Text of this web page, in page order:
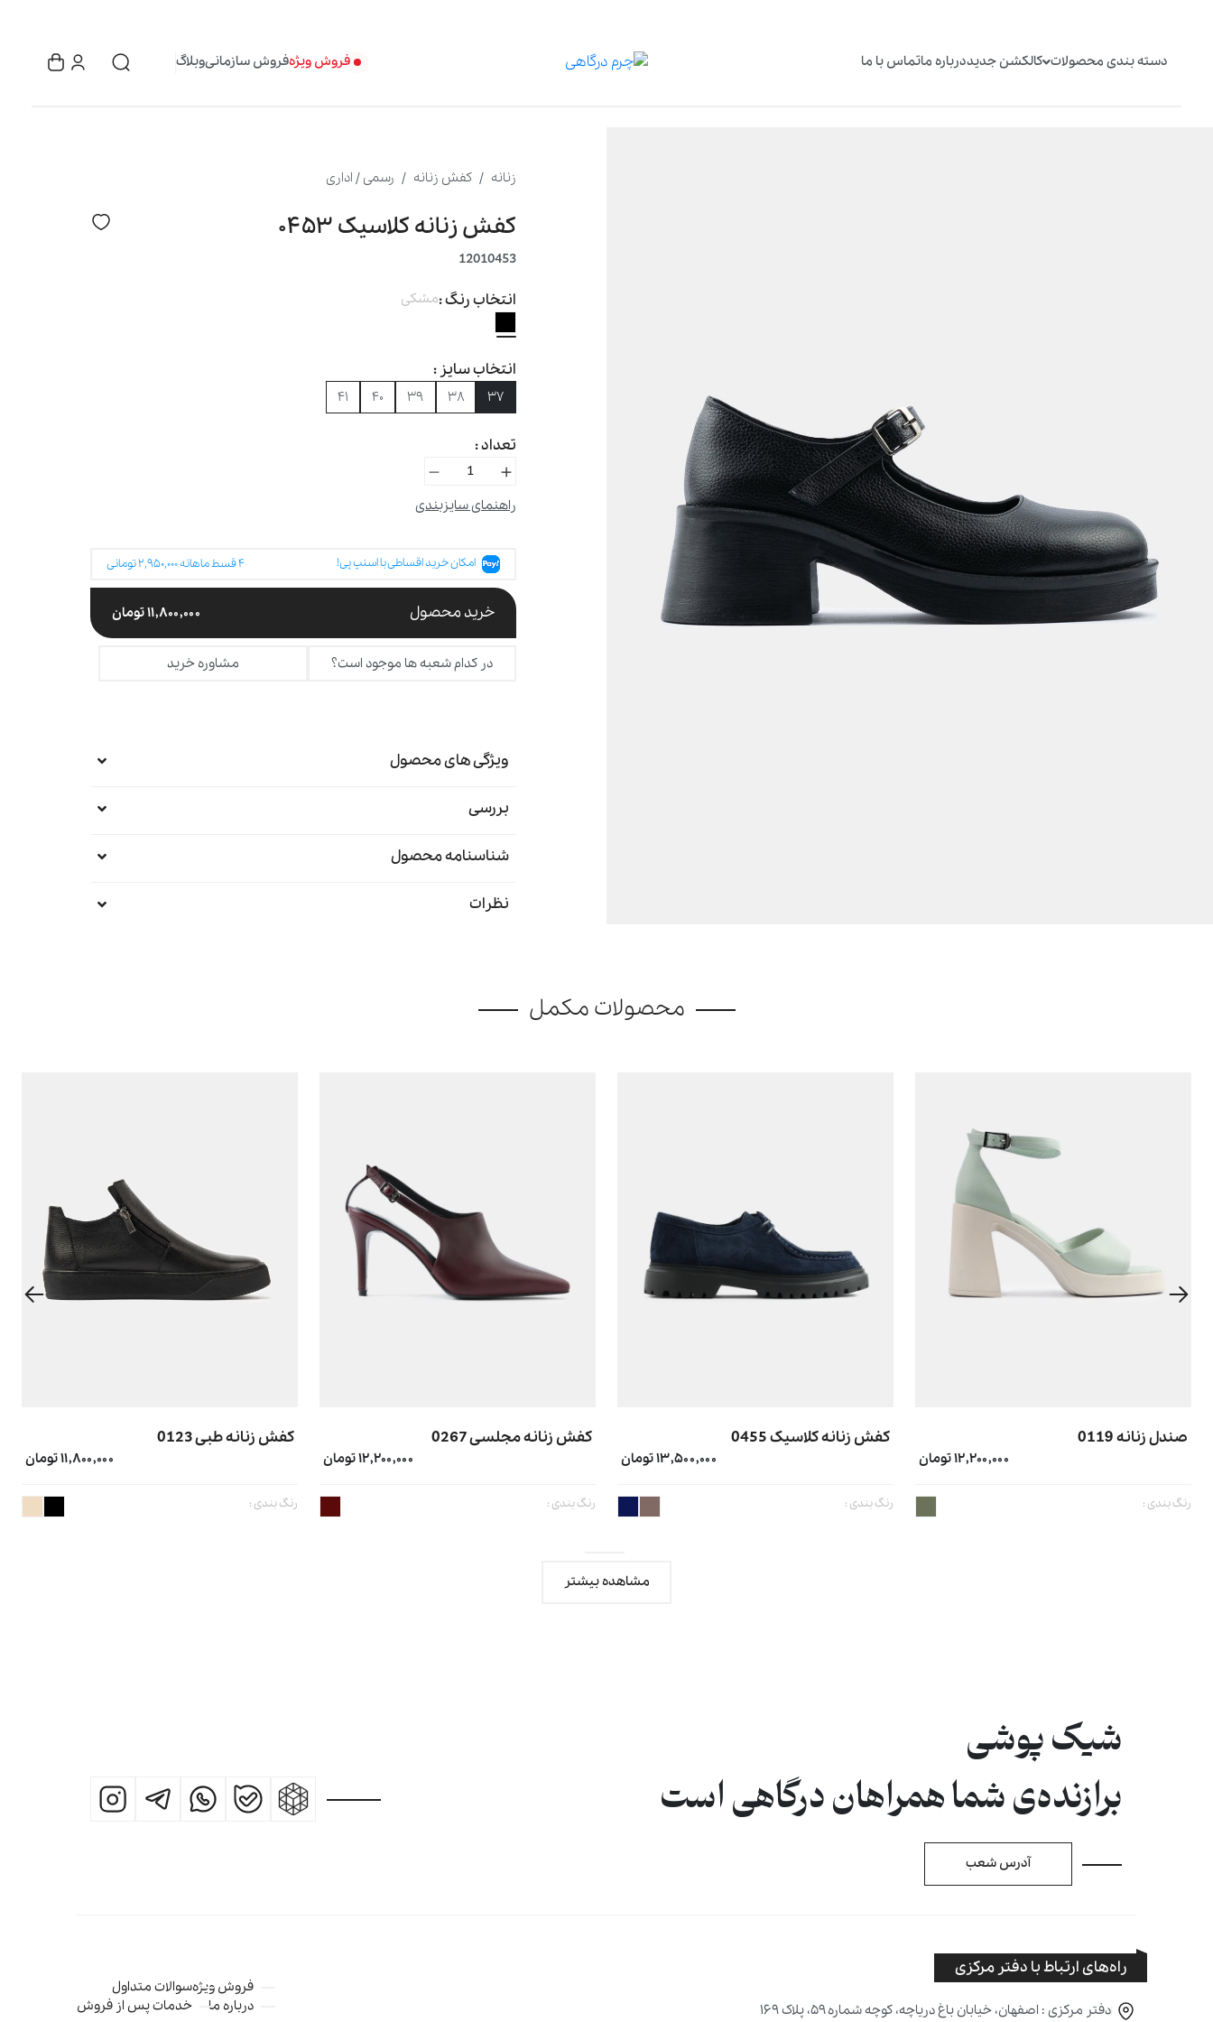
دسته بندی محصولات کالکشن جدیددرباره ماتماس با ما فروش ویژهفروش سازمانیوبلاگ
زنانه کفش زنانه رسمی / اداری
کفش زنانه کلاسیک ۰۴۵۳
12010453
انتخاب رنگ :مشکی
انتخاب سایز :
۳۷ ۳۸ ۳۹ ۴۰ ۴۱
تعداد :
راهنمای سایزبندی
امکان خرید اقساطی با اسنپ پی! ۴قسط ماهانه۲,۹۵۰,۰۰۰تومانی
خرید محصول ۱۱,۸۰۰,۰۰۰تومان
در کدام شعبه ها موجود است؟ مشاوره خرید
ویژگی های محصول
بررسی
شناسنامه محصول
نظرات
محصولات مکمل
صندل زنانه 0119
۱۲,۲۰۰,۰۰۰ تومان
رنگ بندی :
کفش زنانه کلاسیک 0455
۱۳,۵۰۰,۰۰۰ تومان
رنگ بندی :
کفش زنانه مجلسی 0267
۱۲,۲۰۰,۰۰۰ تومان
رنگ بندی :
کفش زنانه طبی 0123
۱۱,۸۰۰,۰۰۰ تومان
رنگ بندی :
مشاهده بیشتر
شیک پوشی
برازنده‌ی شما همراهان درگاهی است
آدرس شعب
راه‌های ارتباط با دفتر مرکزی
دفتر مرکزی : اصفهان، خیابان باغ دریاچه، کوچه شماره ۵۹، پلاک ۱۶۹
فروش ویژه
درباره ما
سوالات متداول
خدمات پس از فروش